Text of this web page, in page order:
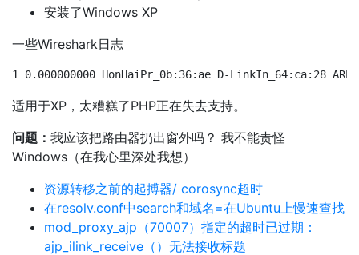
安装了Windows XP
一些Wireshark日志
1 0.000000000 HonHaiPr_0b:36:ae D-LinkIn_64:ca:28
适用于XP，太糟糕了PHP正在失去支持。
问题： 我应该把路由器扔出窗外吗？ 我不能责怪
Windows（在我心里深处我想）
资源转移之前的起搏器/ corosync超时
在resolv.conf中search和域名=在Ubuntu上慢速查找
mod_proxy_ajp（70007）指定的超时已过期：
ajp_ilink_receive（）无法接收标题